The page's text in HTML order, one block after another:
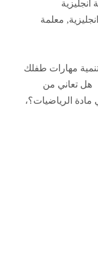
, معلمة
مهارات طفلك
هل تعاني من
الرياضيات؟،